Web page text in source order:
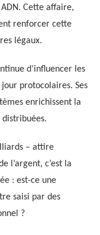
Cette affaire,
renforcer cette
légaux.
d’influencer les
protocolaires. Ses
enrichissent la
– attire
l’argent, c’est la
: est-ce une
saisi par des
?